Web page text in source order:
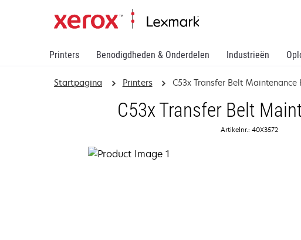
Printers Benodigdheden & Onderdelen Industrieën
Startpagina Printers C53x Transfer Belt Maintenance
C53x Transfer Belt
Artikelnr.: 40X3572